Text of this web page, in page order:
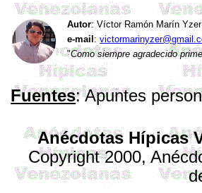
Autor: Víctor Ramón MarínYzer
e-mail :
"Como siempre agradecido
Fuentes: Apuntes
Anécdotas Hípicas
Copyright 2000,